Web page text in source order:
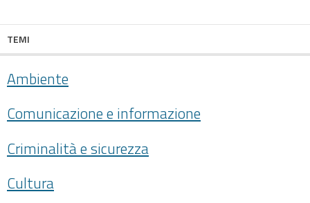
TEMI
Ambiente
Comunicazione e informazione
Criminalità e sicurezza
Cultura